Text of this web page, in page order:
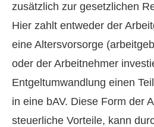
zusätzlich zur gesetzlichen
Hier zahlt entweder der
eine Alters­vorsorge
oder der Arbeitnehmer
Entgeltumwandlung einen
in eine bAV. Diese Form der
steuerliche Vorteile, kann